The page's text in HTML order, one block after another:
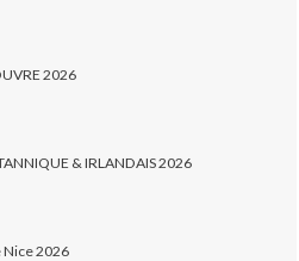
2026
& IRLANDAIS 2026
2026